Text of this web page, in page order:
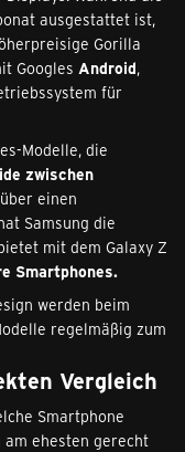
ausgestattet ist,
Gorilla
Googles Android,
für
Modelle, die
zwischen
einen
Samsung die
mit dem Galaxy Z
Smartphones.
werden beim
regelmäßig zum
Vergleich
Smartphone
am ehesten gerecht